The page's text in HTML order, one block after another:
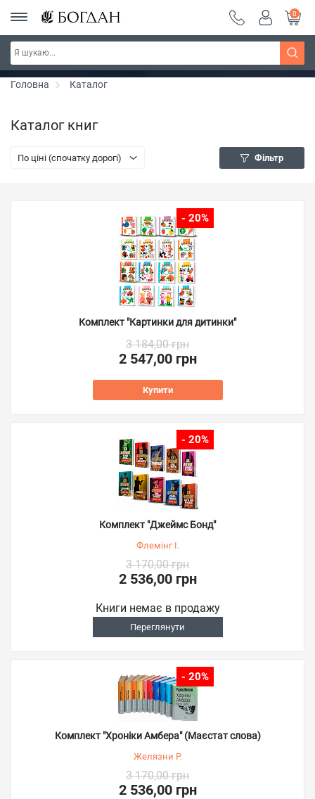
РОЗПРОДАЖ ~ 150 грн ~ 200 грн ~ 250 грн ~
300 грн ~ РОЗПРОДАЖ
Дізнатись більше
0
Головна Каталог
Каталог книг
По ціні (спочатку дорогі) Фільтр
- 20%
Комплект "Картинки для дитинки"
3 184,00 грн
2 547,00 грн
Купити
- 20%
Комплект "Джеймс Бонд"
Флемінг І.
3 170,00 грн
2 536,00 грн
Книги немає в продажу
Переглянути
- 20%
Комплект "Хроніки Амбера" (Маєстат слова)
Желязни Р.
3 170,00 грн
2 536,00 грн